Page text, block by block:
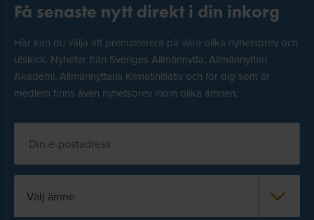
Få senaste nytt direkt i din inkorg
Här kan du välja att prenumerera på våra olika nyhetsbrev och
utskick. Nyheter från Sveriges Allmännytta, Allmännyttan
Akademi, Allmännyttans Klimatinitiativ och för dig som är
medlem finns även nyhetsbrev inom olika ämnen.
Välj ämne